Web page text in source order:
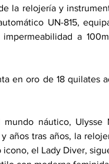
la relojería y
UN-815,
a
en oro de 18 quilates
náutico,
años tras años, la
el Lady Diver,